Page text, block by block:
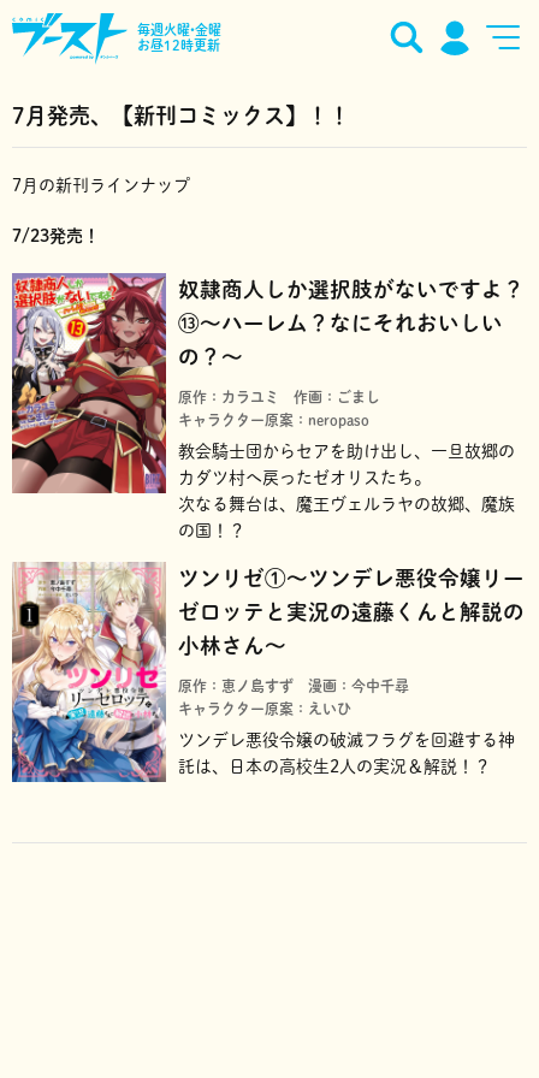
毎週火曜•金曜
お昼12時更新
7月発売、【新刊コミックス】！！
7月の新刊ラインナップ
7/23発売！
奴隷商人しか選択肢がないですよ？
⑬～ハーレム？なにそれおいしい
の？～
原作：カラユミ
作画：ごまし
キャラクター原案：neropaso
教会騎士団からセアを助け出し、一旦故郷の
カダツ村へ戻ったゼオリスたち。
次なる舞台は、魔王ヴェルラヤの故郷、魔族
の国！？
ツンリゼ①～ツンデレ悪役令嬢リー
ゼロッテと実況の遠藤くんと解説の
小林さん～
原作：恵ノ島すず
漫画：今中千尋
キャラクター原案：えいひ
ツンデレ悪役令嬢の破滅フラグを回避する神
託は、日本の高校生2人の実況＆解説！？